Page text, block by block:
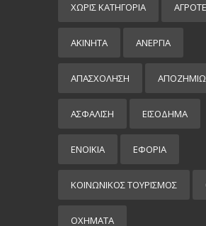
ΧΩΡΊΣ ΚΑΤΗΓΟΡΊΑ
ΑΚΙΝΗΤΑ ΑΝΕΡΓΙΑ
ΑΠΑΣΧΟΛΗΣΗ
ΑΣΦΑΛΙΣΗ ΕΙΣΌΔΗΜΑ
ΕΝΟΙΚΙΑ ΕΦΟΡΙΑ
ΚΟΙΝΩΝΙΚΟΣ ΤΟΥΡΙΣΜΟΣ
ΟΧΗΜΑΤΑ